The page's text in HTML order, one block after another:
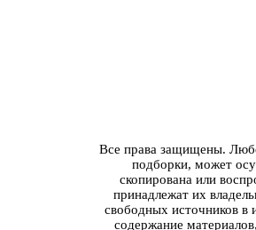
Все права защищены.
подборки, может
скопирована или
принадлежат их
свободных источников в
содержание